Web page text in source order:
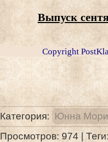
Выпуск
Copyright PostKlau
Категория: Юнна
Просмотров: 974 |Теги